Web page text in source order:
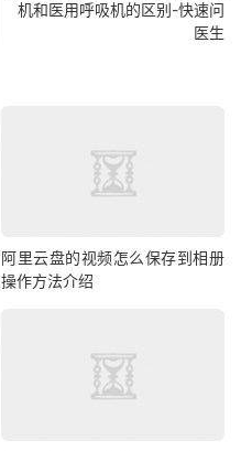
机和医用呼吸机的区别-快速问
医生
阿里云盘的视频怎么保存到相册
操作方法介绍